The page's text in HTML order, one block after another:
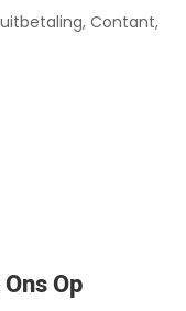
Contant,
Op